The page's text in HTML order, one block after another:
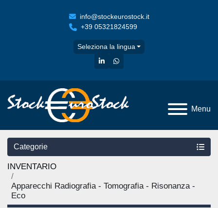
info@stockeurostock.it
+39 05321824599
Seleziona la lingua
linkedinwhatsapp
Menu
Categorie
INVENTARIO
Apparecchi Radiografia - Tomografia - Risonanza -
Eco